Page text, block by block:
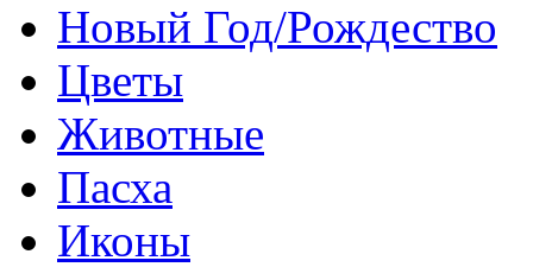
Новый Год/Рождество
Цветы
Животные
Пасха
Иконы